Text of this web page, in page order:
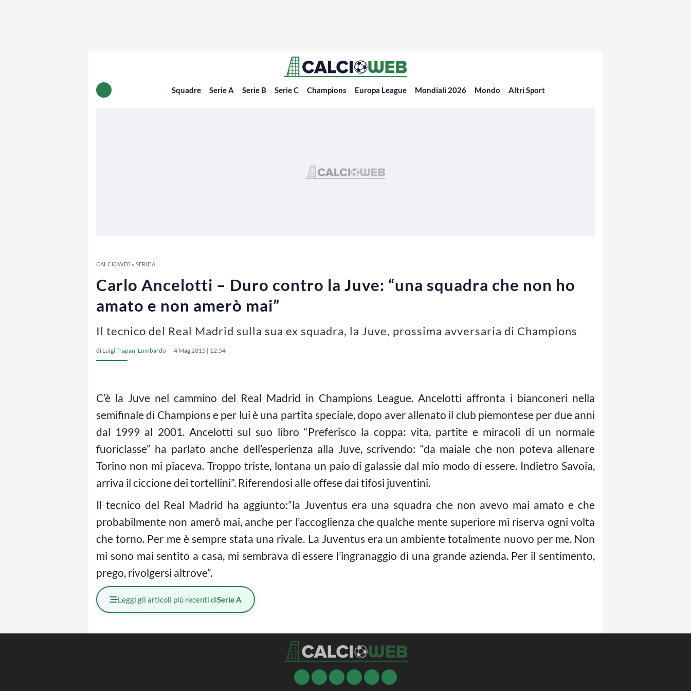
Squadre Serie A Serie B Serie C Champions Europa League Mondiali 2026 Mondo Altri Sport
CALCIOWEB» SERIE A
Carlo Ancelotti – Duro contro la Juve: “una squadra che non ho
amato e non amerò mai”
Il tecnico del Real Madrid sulla sua ex squadra, la Juve, prossima avversaria di Champions
di Luigi Trapani Lombardo 4 Mag 2015 | 12:54
C’è la Juve nel cammino del Real Madrid in Champions League. Ancelotti affronta i bianconeri nella
semifinale di Champions e per lui è una partita speciale, dopo aver allenato il club piemontese per due anni
dal 1999 al 2001. Ancelotti sul suo libro “Preferisco la coppa: vita, partite e miracoli di un normale
fuoriclasse” ha parlato anche dell’esperienza alla Juve, scrivendo: “da maiale che non poteva allenare
Torino non mi piaceva. Troppo triste, lontana un paio di galassie dal mio modo di essere. Indietro Savoia,
arriva il ciccione dei tortellini”. Riferendosi alle offese dai tifosi juventini.
Il tecnico del Real Madrid ha aggiunto:”la Juventus era una squadra che non avevo mai amato e che
probabilmente non amerò mai, anche per l’accoglienza che qualche mente superiore mi riserva ogni volta
che torno. Per me è sempre stata una rivale. La Juventus era un ambiente totalmente nuovo per me. Non
mi sono mai sentito a casa, mi sembrava di essere l’ingranaggio di una grande azienda. Per il sentimento,
prego, rivolgersi altrove”.
Leggi gli articoli più recenti diSerie A